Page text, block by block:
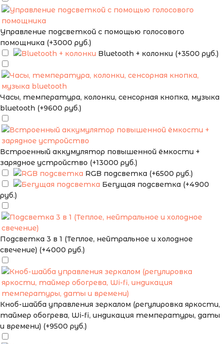
Управление подсветкой с помощью голосового
помощника (+3000 руб.)
Bluetooth + колонки (+3500 руб.)
Часы, температура, колонки, сенсорная кнопка, музыка
bluetooth (+9600 руб.)
Встроенный аккумулятор повышенной ёмкости +
зарядное устройство (+13000 руб.)
RGB подсветка (+6500 руб.)
Бегущая подсветка (+4900
руб.)
Подсветка 3 в 1 (Теплое, нейтральное и холодное
свечение) (+4000 руб.)
Кноб-шайба управления зеркалом (регулировка яркости,
таймер обогрева, Wi-fi, индикация температуры, даты
и времени) (+9500 руб.)